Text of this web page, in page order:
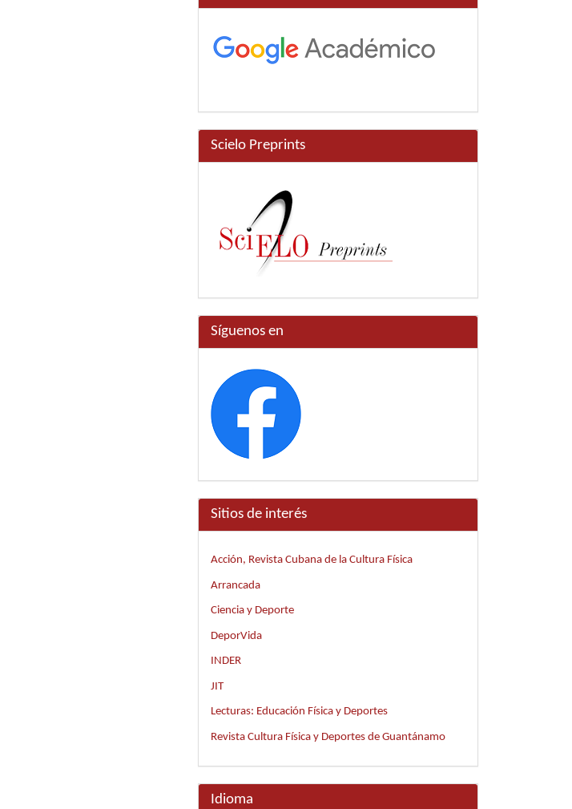
Scielo Preprints
Síguenos en
Sitios de interés
Acción, Revista Cubana de la Cultura Física
Arrancada
Ciencia y Deporte
DeporVida
INDER
JIT
Lecturas: Educación Física y Deportes
Revista Cultura Física y Deportes de Guantánamo
Idioma